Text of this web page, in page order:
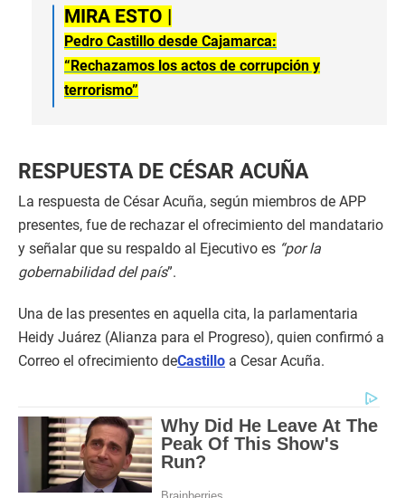
MIRA ESTO |
Pedro Castillo desde Cajamarca:
“Rechazamos los actos de corrupción y
terrorismo”
RESPUESTA DE CÉSAR ACUÑA
La respuesta de César Acuña, según miembros de APP
presentes, fue de rechazar el ofrecimiento del mandatario
y señalar que su respaldo al Ejecutivo es “por la
gobernabilidad del país”.
Una de las presentes en aquella cita, la parlamentaria
Heidy Juárez (Alianza para el Progreso), quien confirmó a
Correo el ofrecimiento deCastillo a Cesar Acuña.